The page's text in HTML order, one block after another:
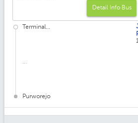
Detail Info Bus
Terminal...
Purworejo